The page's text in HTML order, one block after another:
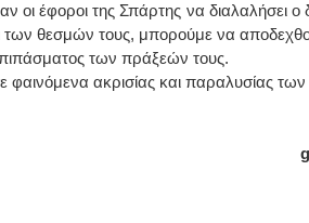
οι έφοροι της Σπάρτης να διαλαλήσει ο
θεσμών τους, μπορούμε να
των πράξεών τους.
φαινόμενα ακρισίας και παραλυσίας
ΕΙΔΙΚΟΣ
Holter